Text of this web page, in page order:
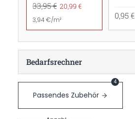
33,95 € 20,99 €
3,94 €/m² 0,95 €
Bedarfsrechner
Passendes Zubehör
4